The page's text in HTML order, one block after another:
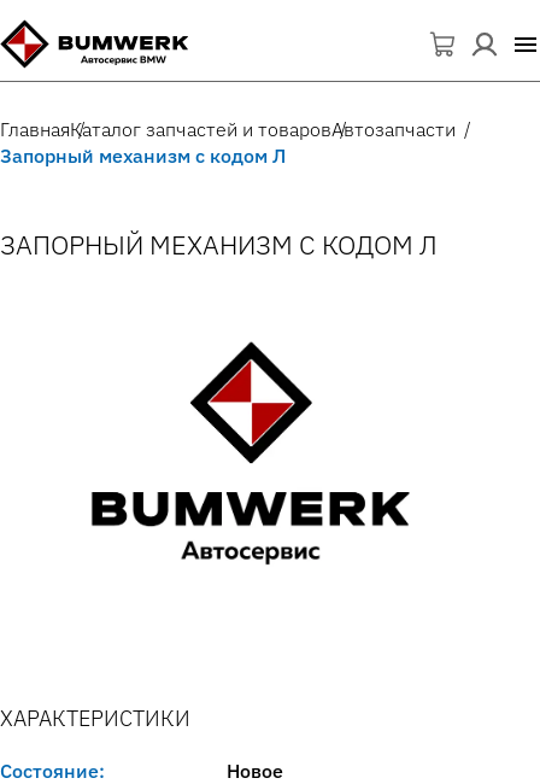
ГлавнаяКаталог запчастей и товаровАвтозапчасти
Запорный механизм с кодом Л
ЗАПОРНЫЙ МЕХАНИЗМ С КОДОМ Л
ХАРАКТЕРИСТИКИ
Состояние:
Новое